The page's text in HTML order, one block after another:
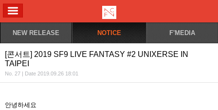
NEW RELEASE NOTICE F'MEDIA
[콘서트] 2019 SF9 LIVE FANTASY #2 UNIXERSE IN
TAIPEI
No. 27 | Date 2019.09.26 18:01
안녕하세요